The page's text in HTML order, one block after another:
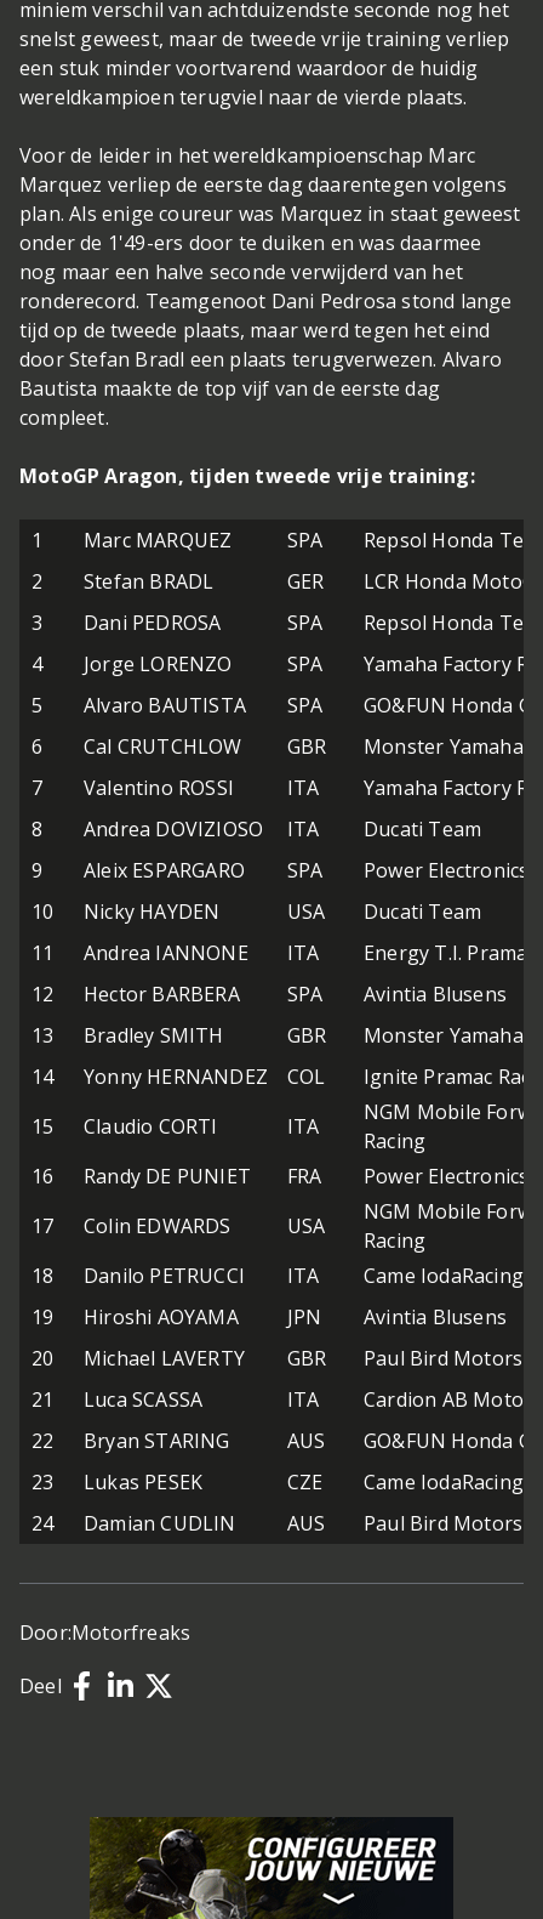
miniem verschil van achtduizendste seconde nog het
snelst geweest, maar de tweede vrije training verliep
een stuk minder voortvarend waardoor de huidig
wereldkampioen terugviel naar de vierde plaats.
Voor de leider in het wereldkampioenschap Marc
Marquez verliep de eerste dag daarentegen volgens
plan. Als enige coureur was Marquez in staat geweest
onder de 1'49-ers door te duiken en was daarmee
nog maar een halve seconde verwijderd van het
ronderecord. Teamgenoot Dani Pedrosa stond lange
tijd op de tweede plaats, maar werd tegen het eind
door Stefan Bradl een plaats terugverwezen. Alvaro
Bautista maakte de top vijf van de eerste dag
compleet.
MotoGP Aragon, tijden tweede vrije training:
1 Marc MARQUEZ SPA
Repsol Honda
2
Stefan BRADL GER
LCR Honda
3
Dani PEDROSA SPA
Repsol Honda
4
Jorge LORENZO SPA
Yamaha Factory
5
Alvaro BAUTISTA SPA
GO&FUN Honda
6
Cal CRUTCHLOW GBR
Monster Yamaha
7
Valentino ROSSI ITA
Yamaha Factory
8
Andrea DOVIZIOSO ITA
Ducati Team
9
Aleix ESPARGARO SPA
Power Electronics
10
Nicky HAYDEN USA
Ducati Team
11
Andrea IANNONE ITA
Energy T.I. Pramac
12
Hector BARBERA SPA
Avintia Blusens
13
Bradley SMITH GBR
Monster Yamaha
14
Yonny HERNANDEZ COL
Ignite Pramac
15
Claudio CORTI ITA
NGM Mobile
Racing
16
Randy DE PUNIET FRA
Power Electronics
17
Colin EDWARDS USA
NGM Mobile
Racing
18
Danilo PETRUCCI ITA
Came IodaRacing
19
Hiroshi AOYAMA JPN
Avintia Blusens
20
Michael LAVERTY GBR
Paul Bird
21
Luca SCASSA ITA
Cardion AB
22
Bryan STARING AUS
GO&FUN Honda
23
Lukas PESEK CZE
Came IodaRacing
24
Damian CUDLIN AUS Paul Bird
Door:Motorfreaks
Deel